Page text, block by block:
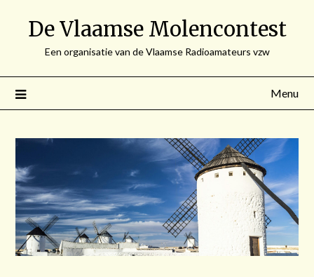
De Vlaamse Molencontest
Een organisatie van de Vlaamse Radioamateurs vzw
Menu